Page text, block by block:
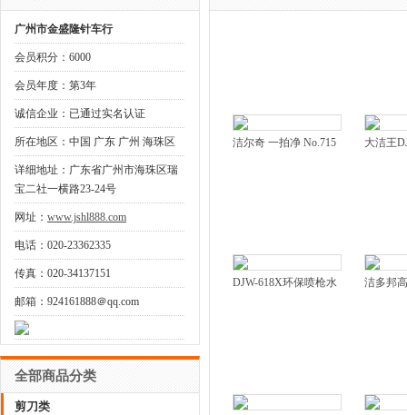
广州市金盛隆针车行
会员积分：6000
会员年度：第3年
诚信企业：已通过实名认证
所在地区：中国 广东 广州 海珠区
详细地址：广东省广州市海珠区瑞
宝二社一横路23-24号
网址： www.jshl888.com
电话：020-23362335
传真：020-34137151
邮箱：924161888＠qq.com
全部商品分类
剪刀类
洁尔奇 一拍净 No.715 大洁王
DJW-618X环保喷枪水 洁多邦